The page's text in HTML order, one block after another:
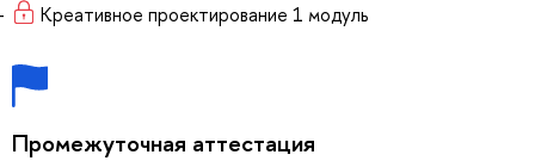
Креативное проектирование 1 модуль
Промежуточная аттестация